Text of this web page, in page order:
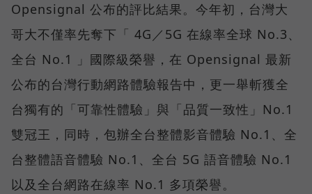
Opensignal 公布的評比結果。今年初，台灣大
哥大不僅率先奪下「 4G／5G 在線率全球 No.3、
全台 No.1 」國際級榮譽，在 Opensignal 最新
公布的台灣行動網路體驗報告中，更一舉斬獲全
台獨有的「可靠性體驗」與「品質一致性」No.1
雙冠王，同時，包辦全台整體影音體驗 No.1、全
台整體語音體驗 No.1、全台 5G 語音體驗 No.1
以及全台網路在線率 No.1 多項榮譽。